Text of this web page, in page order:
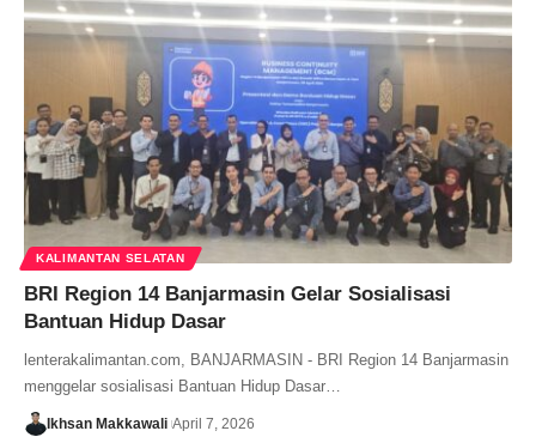
KALIMANTAN SELATAN
BRI Region 14 Banjarmasin Gelar Sosialisasi
Bantuan Hidup Dasar
lenterakalimantan.com, BANJARMASIN - BRI Region 14 Banjarmasin
menggelar sosialisasi Bantuan Hidup Dasar…
Ikhsan Makkawali April 7, 2026